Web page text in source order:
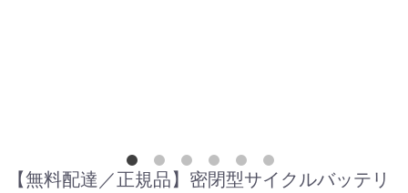
【無料配達／正規品】密閉型サイクルバッテリ